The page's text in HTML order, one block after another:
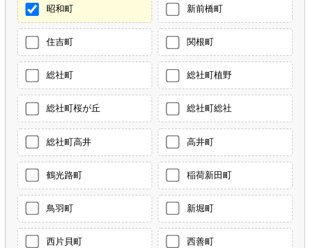
昭和町 新前橋町
住吉町 関根町
総社町 総社町植野
総社町桜が丘 総社町総社
総社町高井 高井町
鶴光路町 稲荷新田町
鳥羽町 新堀町
西片貝町 西善町